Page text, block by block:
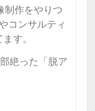
制作をやりつ
コンサルティ
す。
絶った「脱ア